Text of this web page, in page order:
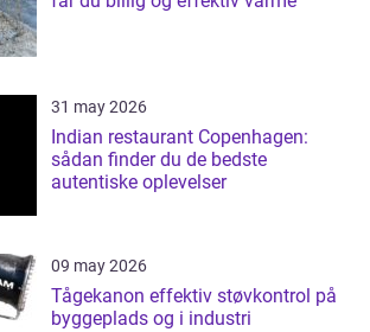
31 may 2026
Indian restaurant Copenhagen:
sådan finder du de bedste
autentiske oplevelser
09 may 2026
Tågekanon effektiv støvkontrol på
byggeplads og i industri